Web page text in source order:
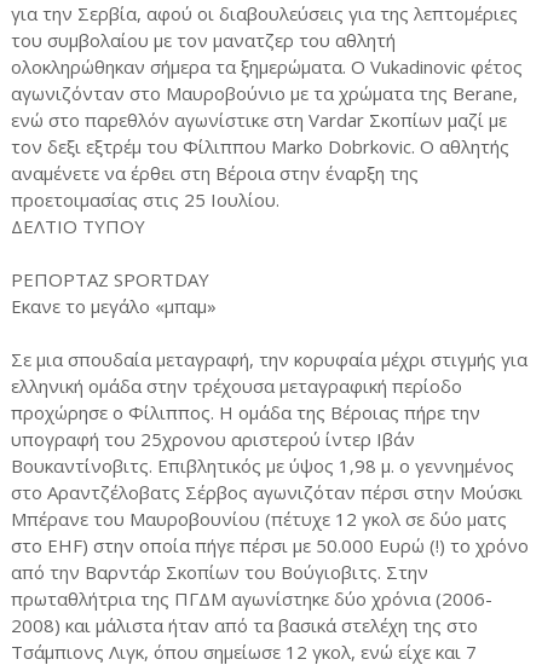
για την Σερβία, αφού οι διαβουλεύσεις για της λεπτομέριες
του συμβολαίου με τον μανατζερ του αθλητή
ολοκληρώθηκαν σήμερα τα ξημερώματα. Ο Vukadinovic φέτος
αγωνιζόνταν στο Μαυροβούνιο με τα χρώματα της Berane,
ενώ στο παρεθλόν αγωνίστικε στη Vardar Σκοπίων μαζί με
τον δεξι εξτρέμ του Φίλιππου Marko Dobrkovic. Ο αθλητής
αναμένετε να έρθει στη Βέροια στην έναρξη της
προετοιμασίας στις 25 Ιουλίου.
ΔΕΛΤΙΟ ΤΥΠΟΥ
ΡΕΠΟΡΤΑΖ SPORTDAY
Εκανε το μεγάλο «μπαμ»
Σε μια σπουδαία μεταγραφή, την κορυφαία μέχρι στιγμής για
ελληνική ομάδα στην τρέχουσα μεταγραφική περίοδο
προχώρησε ο Φίλιππος. Η ομάδα της Βέροιας πήρε την
υπογραφή του 25χρονου αριστερού ίντερ Ιβάν
Βουκαντίνοβιτς. Επιβλητικός με ύψος 1,98 μ. ο γεννημένος
στο Αραντζέλοβατς Σέρβος αγωνιζόταν πέρσι στην Μούσκι
Μπέρανε του Μαυροβουνίου (πέτυχε 12 γκολ σε δύο ματς
στο EHF) στην οποία πήγε πέρσι με 50.000 Ευρώ (!) το χρόνο
από την Βαρντάρ Σκοπίων του Βούγιοβιτς. Στην
πρωταθλήτρια της ΠΓΔΜ αγωνίστηκε δύο χρόνια (2006-
2008) και μάλιστα ήταν από τα βασικά στελέχη της στο
Τσάμπιονς Λιγκ, όπου σημείωσε 12 γκολ, ενώ είχε και 7